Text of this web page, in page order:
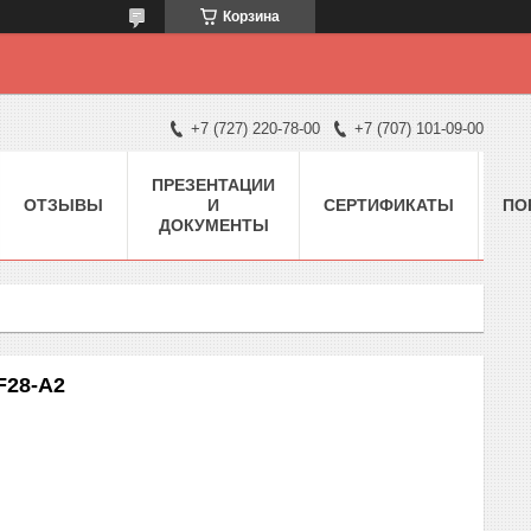
Корзина
+7 (727) 220-78-00 +7 (707) 101-09-00
ОТЗЫВЫ
ПРЕЗЕНТАЦИИ
И
ДОКУМЕНТЫ
СЕРТИФИКАТЫ
A2